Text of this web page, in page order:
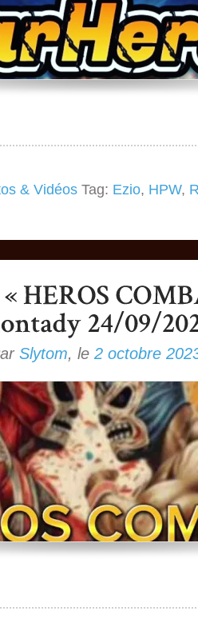
& Vidéos Tag: Ezio, HPW,
Slytom, le 2 octobre